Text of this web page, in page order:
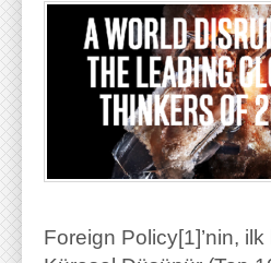
Foreign Policy[1]’nin,